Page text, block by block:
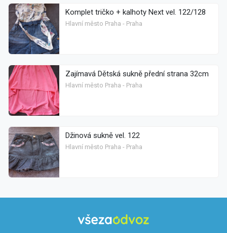
Komplet tričko + kalhoty Next vel. 122/128
Hlavní město Praha - Praha
Zajímavá Dětská sukně přední strana 32cm
Hlavní město Praha - Praha
Džinová sukně vel. 122
Hlavní město Praha - Praha